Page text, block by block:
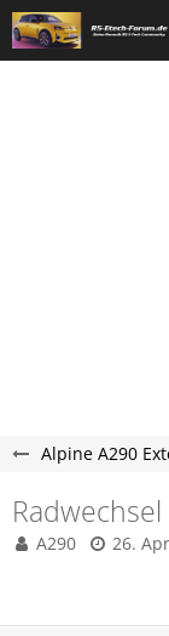
Alpine A290
Radwechsel
A290
26.